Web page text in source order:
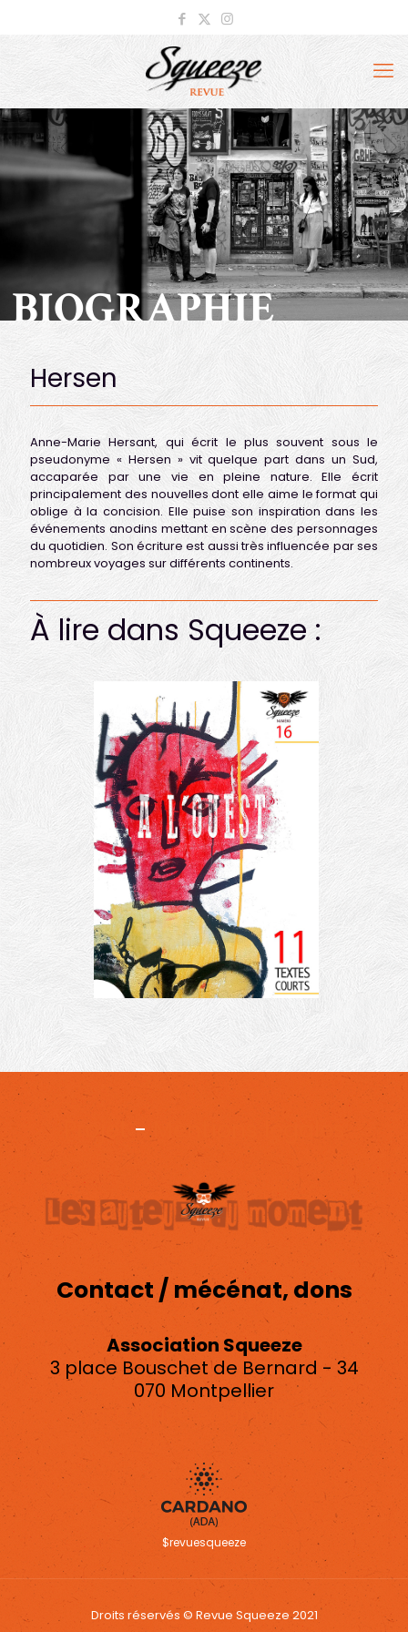
BIOGRAPHIE
Hersen
Anne-Marie Hersant, qui écrit le plus souvent sous le
pseudonyme « Hersen » vit quelque part dans un Sud,
accaparée par une vie en pleine nature. Elle écrit
principalement des nouvelles dont elle aime le format qui
oblige à la concision. Elle puise son inspiration dans les
événements anodins mettant en scène des personnages
du quotidien. Son écriture est aussi très influencée par ses
nombreux voyages sur différents continents.
À lire dans Squeeze :
Projet -Mentions légales
Contact / mécénat, dons
Association Squeeze
3 place Bouschet de Bernard - 34
070 Montpellier
asso.squeeze@gmail.com
$revuesqueeze
Droits réservés © Revue Squeeze 2021